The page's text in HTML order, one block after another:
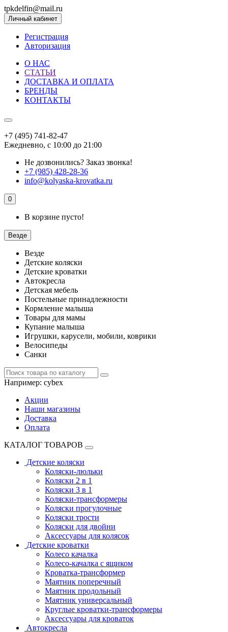
tpkdelfin@mail.ru
Личный кабинет
Регистрация
Авторизация
О НАС
СТАТЬИ
ДОСТАВКА И ОПЛАТА
БРЕНДЫ
КОНТАКТЫ
+7 (495) 741-82-47
Ежедневно, с 10:00 до 21:00
Не дозвонились? Заказ звонка!
+7 (985) 428-28-36
info@kolyaska-krovatka.ru
0
В корзине пусто!
Везде
Везде
Детские коляски
Детские кроватки
Автокресла
Детская мебель
Постельные принадлежности
Кормление малыша
Товары для мамы
Купание малыша
Игрушки, карусели, мобили, коврики
Велосипеды
Санки
Например: cybex
Акции
Наши магазины
Доставка
Оплата
КАТАЛОГ ТОВАРОВ
Детские коляски
Коляски-люльки
Коляски 2 в 1
Коляски 3 в 1
Коляски-трансформеры
Коляски прогулочные
Коляски трости
Коляски для двойни
Аксессуары для колясок
Детские кроватки
Колесо качалка
Колесо-качалка с ящиком
Кроватка-трансформер
Маятник поперечный
Маятник продольный
Маятник универсальный
Круглые кроватки-трансформеры
Аксессуары для кроваток
Автокресла